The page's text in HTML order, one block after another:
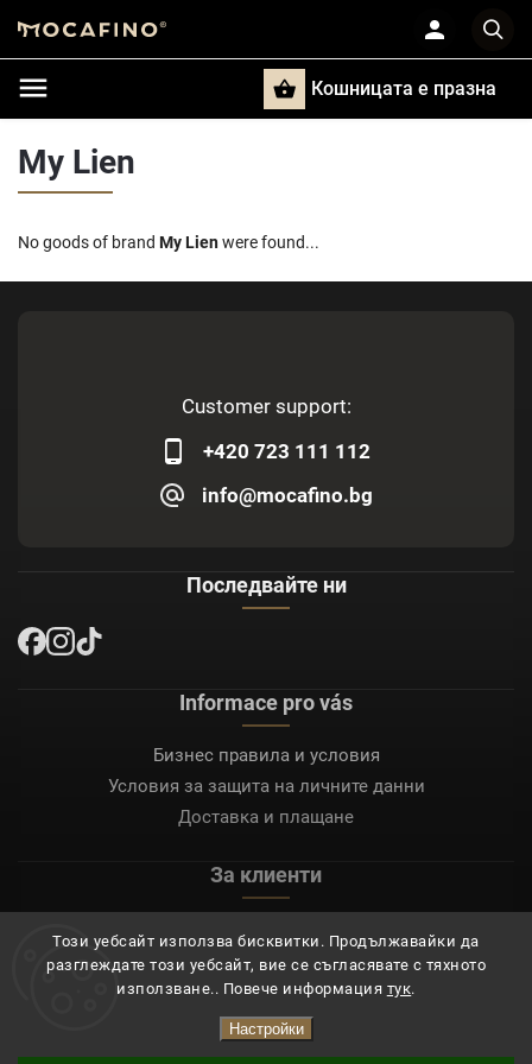
Този уебсайт използва бисквитки. Продължавайки да
разглеждате този уебсайт, вие се съгласявате с тяхното
използване.. Повече информация тук.
Настройки
Кошницата e празна
My Lien
No goods of brand My Lienwere found...
Customer support:
+420 723 111 112
info@mocafino.bg
Последвайте ни
Informace pro vás
Бизнес правила и условия
Условия за защита на личните данни
Доставка и плащане
За клиенти
Регистрация
Вход